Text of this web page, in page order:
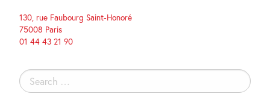
130, rue Faubourg Saint-Honoré
75008 Paris
01 44 43 21 90
Search
for: